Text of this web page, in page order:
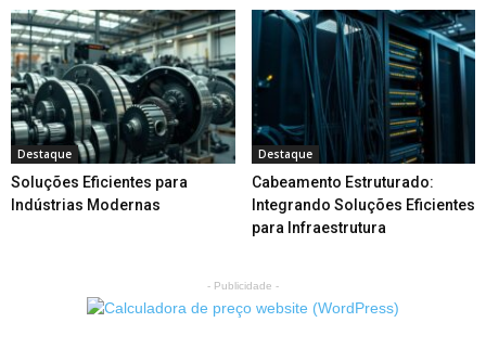
Destaque
Soluções Eficientes para
Indústrias Modernas
Destaque
Cabeamento Estruturado:
Integrando Soluções Eficientes
para Infraestrutura
- Publicidade -